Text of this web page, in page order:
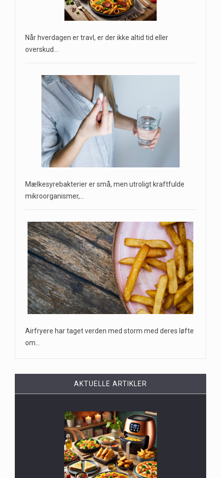
Når hverdagen er travl, er der ikke altid tid eller
overskud…
Mælkesyrebakterier er små, men utroligt kraftfulde
mikroorganismer,…
Airfryere har taget verden med storm med deres løfte
om…
AKTUELLE ARTIKLER